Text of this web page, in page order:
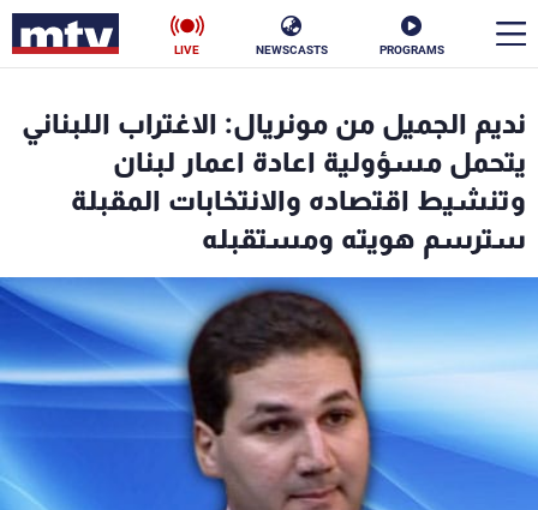
PROGRAMS
NEWSCASTS
LIVE
نديم الجميل من مونريال: الاغتراب اللبناني
يتحمل مسؤولية اعادة اعمار لبنان
وتنشيط اقتصاده والانتخابات المقبلة
سترسم هويته ومستقبله
الأخبار
سياسة
إقتصاد فن
منوعات رياضة
كأس العالم